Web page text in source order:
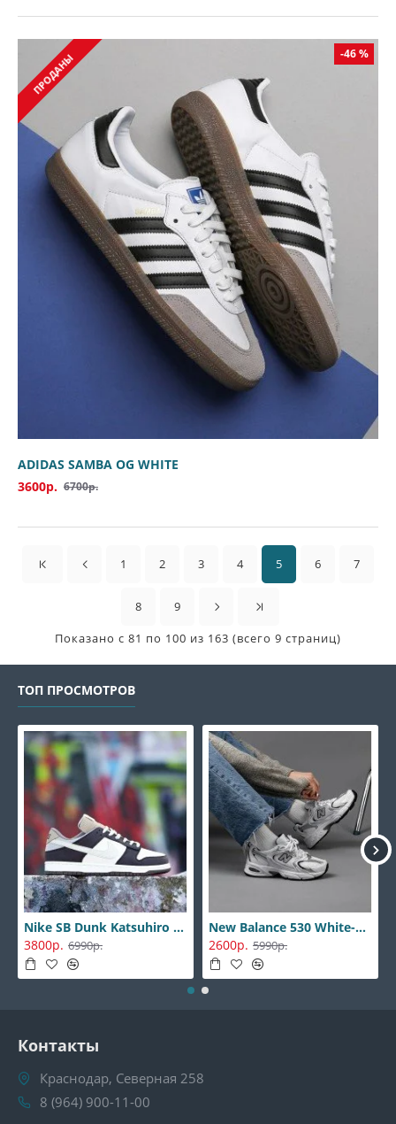
-46 %
ПРОДАНЫ
ADIDAS SAMBA OG WHITE
3600р. 6700р.
1 2 3 4 5 6 7
8
9
Показано с 81 по 100 из 163 (всего 9 страниц)
ТОП ПРОСМОТРОВ
Nike SB Dunk Katsuhiro Otomo
3800р. 6990р.
New Balance 530 White-Silver
2600р. 5990р.
Контакты
Краснодар, Северная 258
8 (964) 900-11-00